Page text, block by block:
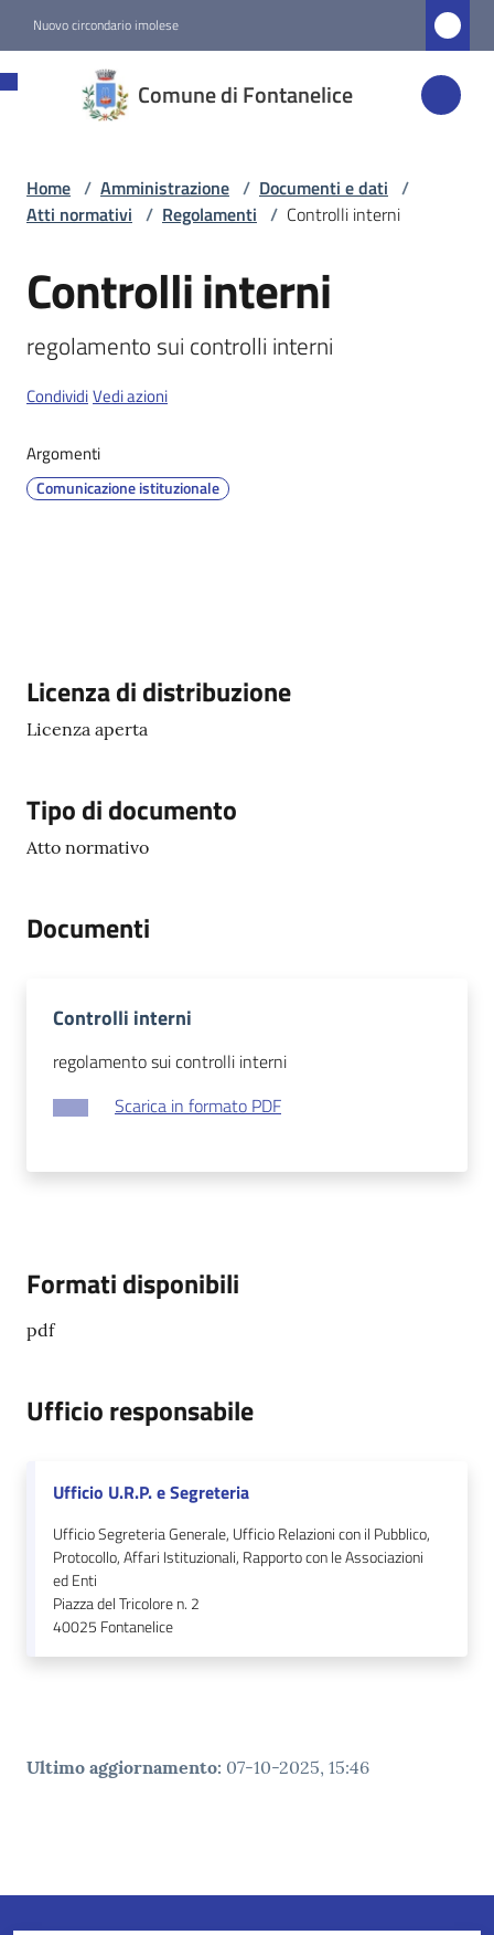
Nuovo circondario imolese
Comune di Fontanelice
Fontanelice
Amministrazione
Menu selezionato
Novità
Servizi
Vivere
Tutti
argomenti
Seguici
Home / Amministrazione / Documenti e dati /
Atti normativi / Regolamenti / Controlli interni
Salta al contenuto
Controlli interni
regolamento sui controlli interni
CondividiVedi azioni
Argomenti
Comunicazione istituzionale
Descrizione
Licenza di distribuzione
Licenza aperta
Tipo di documento
Atto normativo
Documenti
Controlli interni
regolamento sui controlli interni
Scarica in formato PDF
Formati disponibili
pdf
Ufficio responsabile
Ufficio U.R.P. e Segreteria
Ufficio Segreteria Generale, Ufficio Relazioni con il Pubblico,
Protocollo, Affari Istituzionali, Rapporto con le Associazioni
ed Enti
Piazza del Tricolore n. 2
40025 Fontanelice
Ultimo aggiornamento: 07-10-2025, 15:46